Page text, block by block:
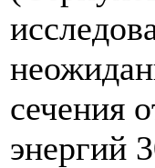
сечения
энергий